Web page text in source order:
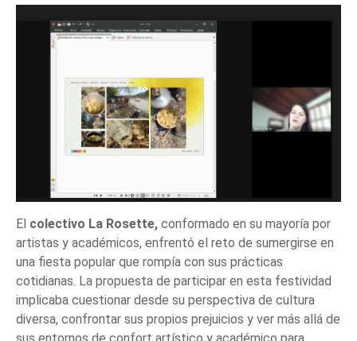
El colectivo La Rosette, conformado en su mayoría por
artistas y académicos, enfrentó el reto de sumergirse en
una fiesta popular que rompía con sus prácticas
cotidianas. La propuesta de participar en esta festividad
implicaba cuestionar desde su perspectiva de cultura
diversa, confrontar sus propios prejuicios y ver más allá de